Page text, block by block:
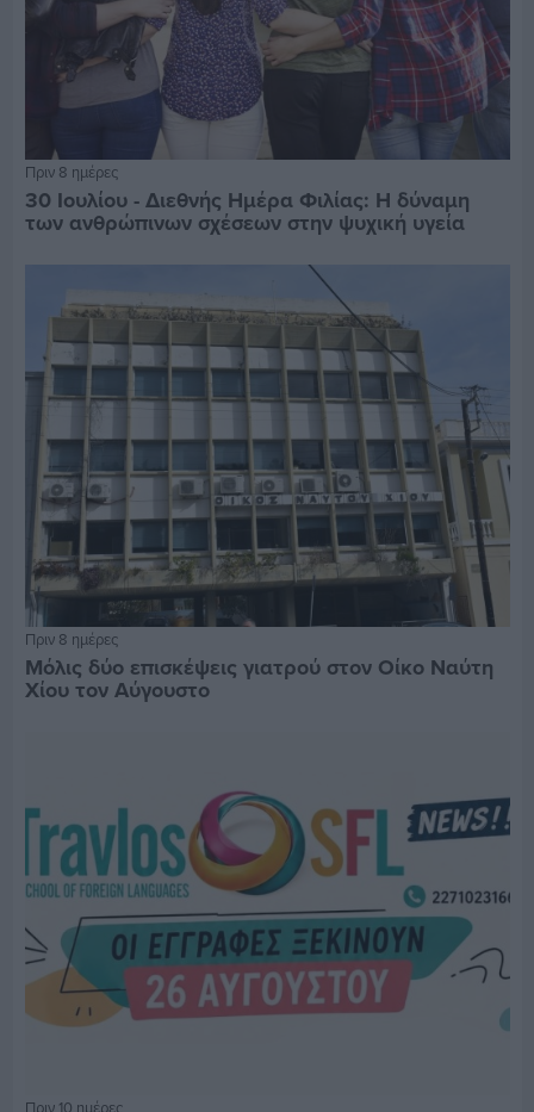
Πριν 8 ημέρες
30 Ιουλίου - Διεθνής Ημέρα Φιλίας: Η δύναμη
των ανθρώπινων σχέσεων στην ψυχική υγεία
Πριν 8 ημέρες
Μόλις δύο επισκέψεις γιατρού στον Οίκο Ναύτη
Χίου τον Αύγουστο
Πριν 10 ημέρες